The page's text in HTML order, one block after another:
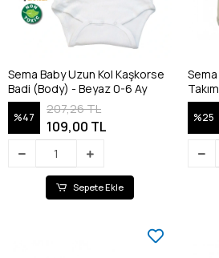
Sema Baby Uzun Kol Kaşkorse
Badi (Body) - Beyaz 0-6 Ay
%47
207,26 TL
109,00 TL
Sepete Ekle
%25